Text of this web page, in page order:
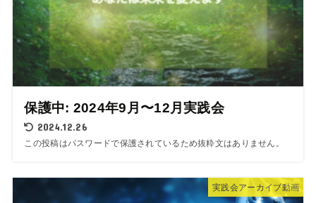
保護中: 2024年9月〜12月実践会
2024.12.26
この投稿はパスワードで保護されているため抜粋文はありません。
実践会アーカイブ動画